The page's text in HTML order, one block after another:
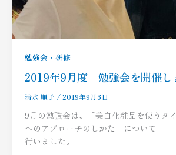
勉強会・研修
2019年9月度 勉強会を開催し
清水 順子 /2019年9月3日
9月の勉強会は、「美白化粧品を使うタ
へのアプローチのしかた」について
行いました。